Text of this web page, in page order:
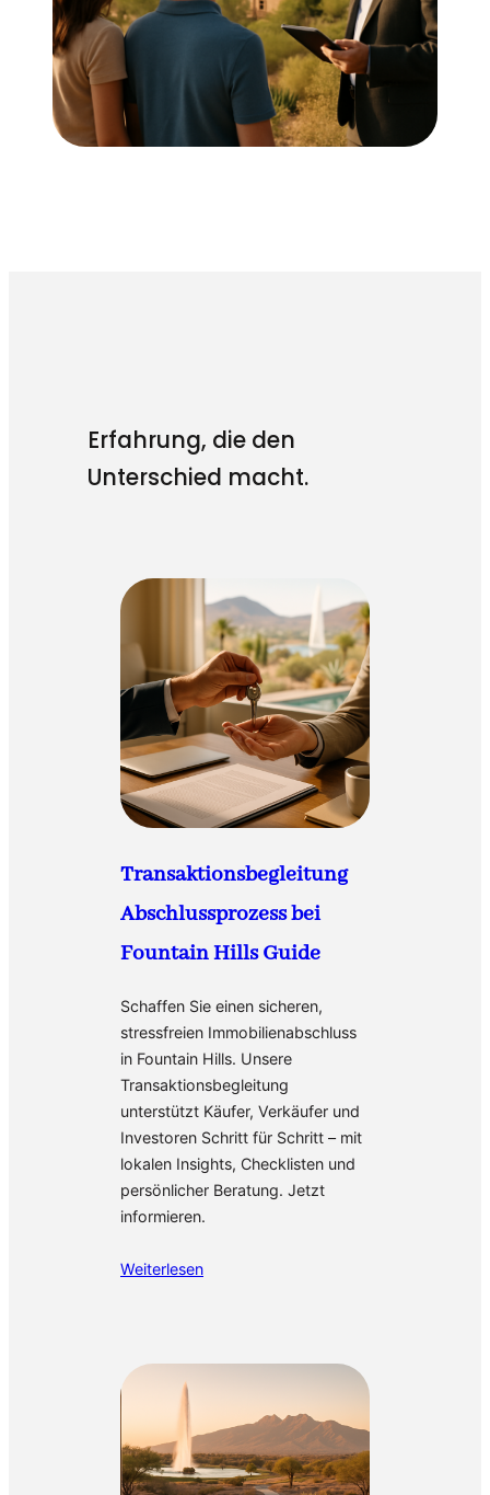
Erfahrung, die den
Unterschied macht.
Transaktionsbegleitung
Abschlussprozess bei
Fountain Hills Guide
Schaffen Sie einen sicheren,
stressfreien Immobilienabschluss
in Fountain Hills. Unsere
Transaktionsbegleitung
unterstützt Käufer, Verkäufer und
Investoren Schritt für Schritt – mit
lokalen Insights, Checklisten und
persönlicher Beratung. Jetzt
informieren.
Weiterlesen